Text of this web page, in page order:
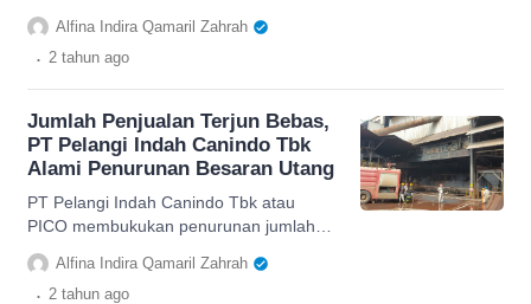
penjualan dan besaran utang pada
triwulan III 2023.
Alfina Indira Qamaril Zahrah
. 2 tahun ago
Jumlah Penjualan Terjun Bebas,
PT Pelangi Indah Canindo Tbk
Alami Penurunan Besaran Utang
PT Pelangi Indah Canindo Tbk atau
PICO membukukan penurunan jumlah
penjualan dan besaran utang pada
triwulan III 2023.
Alfina Indira Qamaril Zahrah
. 2 tahun ago